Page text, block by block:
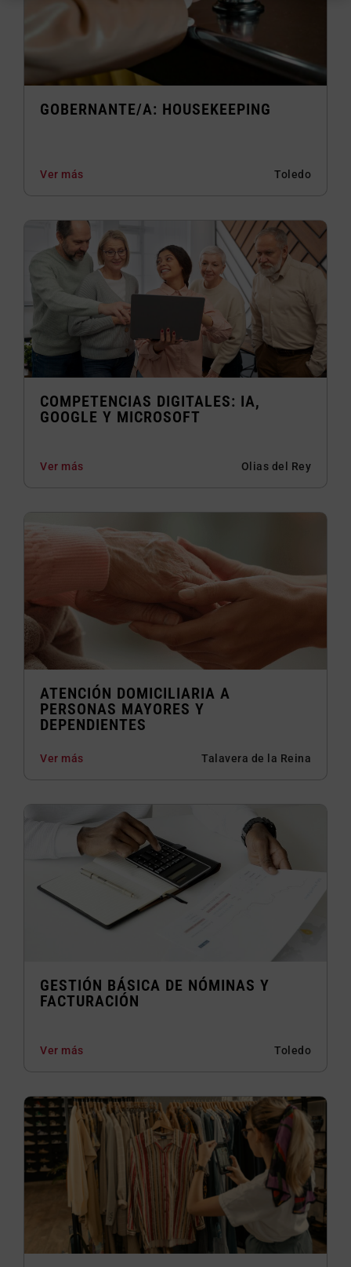
GOBERNANTE/A: HOUSEKEEPING
Ver más Toledo
COMPETENCIAS DIGITALES: IA,
GOOGLE Y MICROSOFT
Ver más Olias del Rey
ATENCIÓN DOMICILIARIA A
PERSONAS MAYORES Y
DEPENDIENTES
Ver más Talavera de la Reina
GESTIÓN BÁSICA DE NÓMINAS Y
FACTURACIÓN
Ver más Toledo